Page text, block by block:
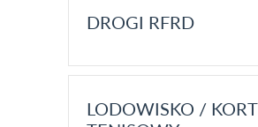
DROGI RFRD
LODOWISKO / KORT